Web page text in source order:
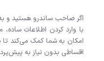
اگر صاحب ساندرو هستید و
با وارد کردن اطلاعات
امکان به شما کمک می‌کند تا
اقساطی بدون نیاز به